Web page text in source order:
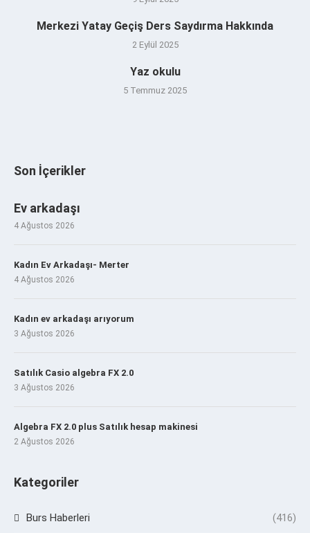
Merkezi Yatay Geçiş Ders Saydırma Hakkında
2 Eylül 2025
Yaz okulu
5 Temmuz 2025
Son İçerikler
Ev arkadaşı
4 Ağustos 2026
Kadın Ev Arkadaşı- Merter
4 Ağustos 2026
Kadın ev arkadaşı arıyorum
3 Ağustos 2026
Satılık Casio algebra FX 2.0
3 Ağustos 2026
Algebra FX 2.0 plus Satılık hesap makinesi
2 Ağustos 2026
Kategoriler
Burs Haberleri (416)